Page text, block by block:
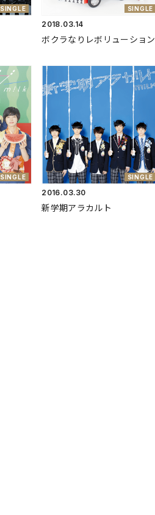
SINGLE SINGLE
2018.03.14
ボクラなりレボリューション
SINGLE SINGLE
2016.03.30
新学期アラカルト